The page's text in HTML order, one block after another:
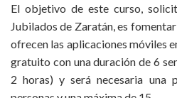
El objetivo de este curso,
Jubilados de Zaratán, es
ofrecen las aplicaciones móviles
gratuito con una duración de 6
2 horas) y será necesaria una